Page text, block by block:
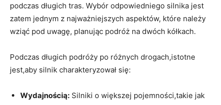
podczas długich tras. Wybór odpowiedniego silnika jest
zatem jednym z najważniejszych aspektów, które należy
wziąć pod uwagę, planując podróż na dwóch kółkach.
Podczas długich podróży po różnych drogach,istotne
jest,aby silnik charakteryzował się:
Wydajnością: Silniki o większej pojemności,takie jak